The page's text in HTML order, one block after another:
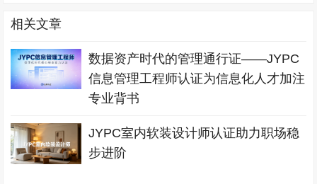
相关文章
数据资产时代的管理通行证——JYPC
信息管理工程师认证为信息化人才加注
专业背书
JYPC室内软装设计师认证助力职场稳
步进阶